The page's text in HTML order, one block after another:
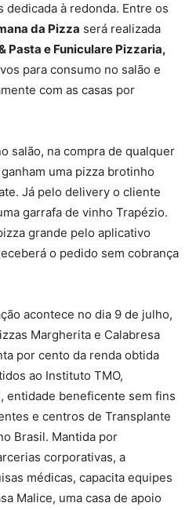
dedicada à redonda. Entre os
da Pizza será realizada
Pasta e Funiculare Pizzaria,
para consumo no salão e
com as casas por
salão, na compra de qualquer
uma pizza brotinho
Já pelo delivery o cliente
garrafa de vinho Trapézio.
grande pelo aplicativo
o pedido sem cobrança
acontece no dia 9 de julho,
Margherita e Calabresa
por cento da renda obtida
ao Instituto TMO,
entidade beneficente sem fins
e centros de Transplante
Brasil. Mantida por
corporativas, a
médicas, capacita equipes
Malice, uma casa de apoio